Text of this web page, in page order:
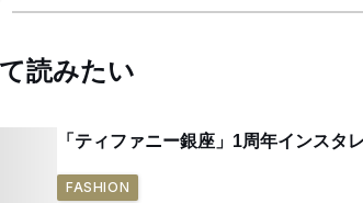
読みたい
「ティファニー銀座」1周年インス
FASHION